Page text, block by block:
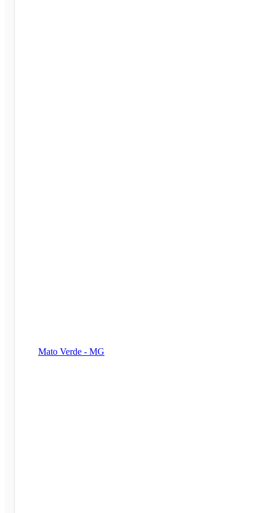
Mato Verde - MG